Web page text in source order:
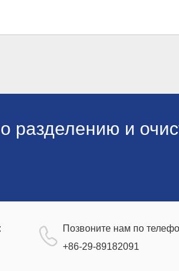
разделению и
Позвоните нам по
+86-29-89182091